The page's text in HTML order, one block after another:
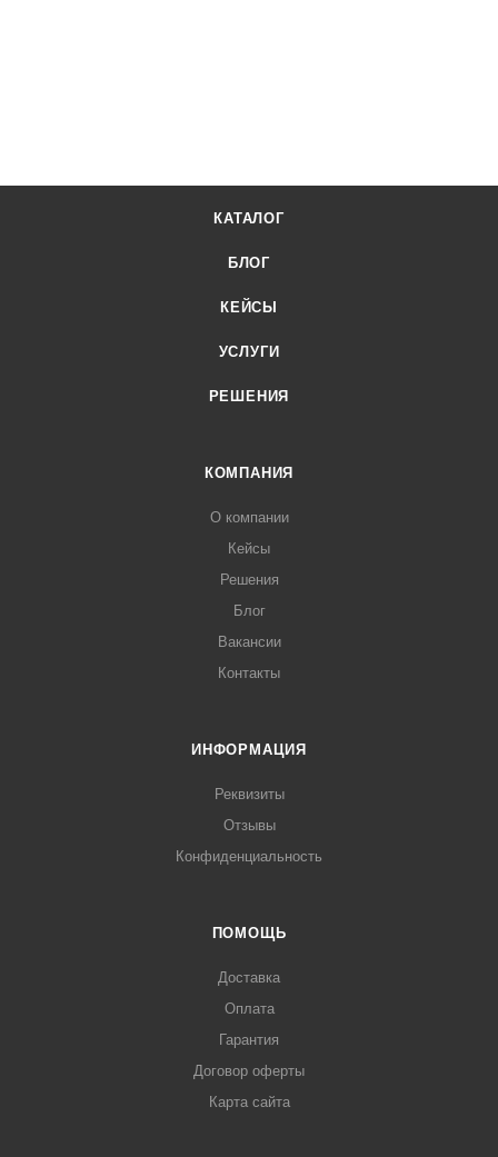
КАТАЛОГ
БЛОГ
КЕЙСЫ
УСЛУГИ
РЕШЕНИЯ
КОМПАНИЯ
О компании
Кейсы
Решения
Блог
Вакансии
Контакты
ИНФОРМАЦИЯ
Реквизиты
Отзывы
Конфиденциальность
ПОМОЩЬ
Доставка
Оплата
Гарантия
Договор оферты
Карта сайта